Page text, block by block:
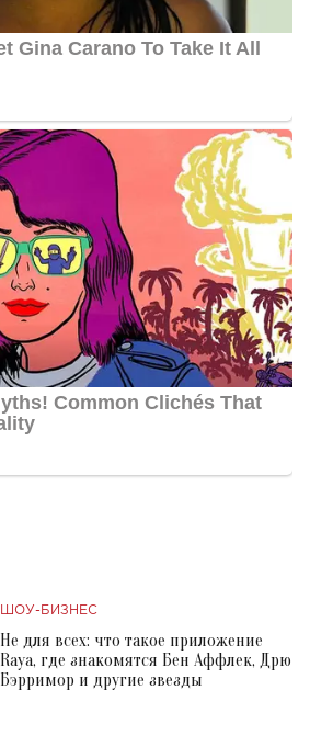
ШОУ-БИЗНЕС
Не для всех: что такое приложение
Raya, где знакомятся Бен Аффлек, Дрю
Бэрримор и другие звезды